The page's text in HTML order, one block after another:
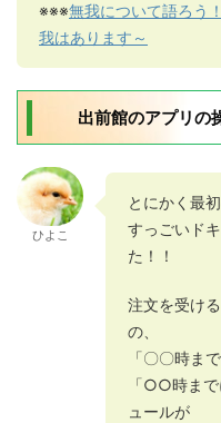
※※※無我について語ろう
我はあります～
出前館のアプリの
ひよこ
とにかく最
すっごいド
た！！
注文を受け
の、
「〇〇時ま
「○○時ま
ュールが